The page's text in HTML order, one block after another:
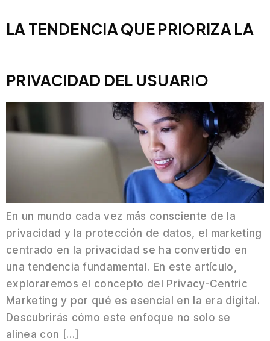
LA TENDENCIA QUE PRIORIZA LA
PRIVACIDAD DEL USUARIO
En un mundo cada vez más consciente de la
privacidad y la protección de datos, el marketing
centrado en la privacidad se ha convertido en
una tendencia fundamental. En este artículo,
exploraremos el concepto del Privacy-Centric
Marketing y por qué es esencial en la era digital.
Descubrirás cómo este enfoque no solo se
alinea con […]